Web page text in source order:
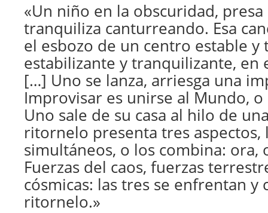
«Un niño en la obscuridad,
tranquiliza canturreando. Esa
el esbozo de un centro estable y
estabilizante y tranquilizante, en
[…] Uno se lanza, arriesga una
Improvisar es unirse al Mundo,
Uno sale de su casa al hilo de
ritornelo presenta tres aspectos,
simultáneos, o los combina: ora,
Fuerzas del caos, fuerzas
cósmicas: las tres se enfrentan y
ritornelo.»